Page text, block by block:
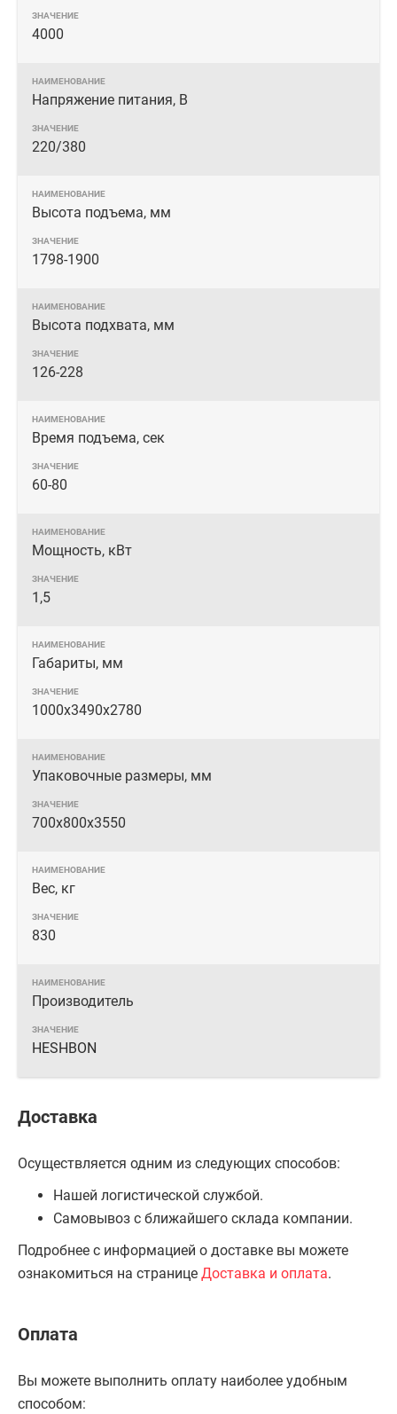
4000
Напряжение питания, В
220/380
Высота подъема, мм
1798-1900
Высота подхвата, мм
126-228
Время подъема, сек
60-80
Мощность, кВт
1,5
Габариты, мм
1000x3490x2780
Упаковочные размеры, мм
700x800x3550
Вес, кг
830
Производитель
HESHBON
Доставка
Осуществляется одним из следующих способов:
Нашей логистической службой.
Самовывоз с ближайшего склада компании.
Подробнее с информацией о доставке вы можете
ознакомиться на странице Доставка и оплата.
Оплата
Вы можете выполнить оплату наиболее удобным
способом: